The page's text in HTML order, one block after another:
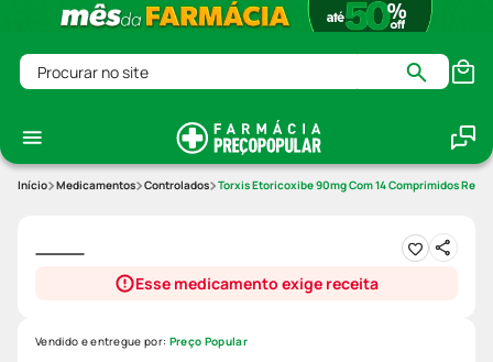
Procurar no site
Medicamentos Controlados Torxis Etoricoxibe 90mg Com 14 Comprimidos
Esse medicamento exige receita
Vendido e entregue por: Preço Popular